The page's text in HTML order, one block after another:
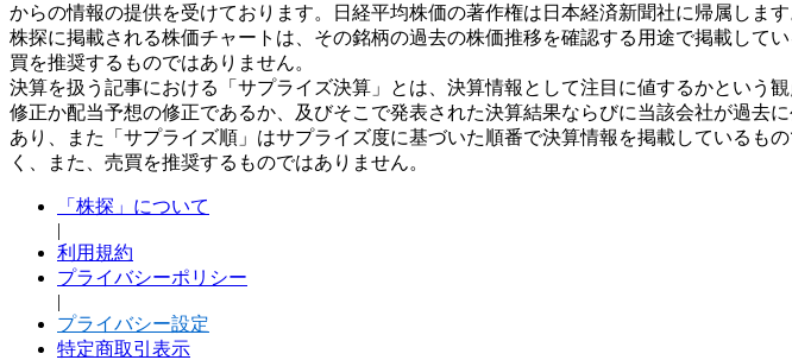
からの情報の提供を受けております。日経平均株価の著作権は日本経済新聞社に帰属します
株探に掲載される株価チャートは、その銘柄の過去の株価推移を確認する用途で掲載して
買を推奨するものではありません。
決算を扱う記事における「サプライズ決算」とは、決算情報として注目に値するかとい
修正か配当予想の修正であるか、及びそこで発表された決算結果ならびに当該会社が過
あり、また「サプライズ順」はサプライズ度に基づいた順番で決算情報を掲載している
く、また、売買を推奨するものではありません。
「株探」について
|
利用規約
プライバシーポリシー
|
プライバシー設定
特定商取引表示